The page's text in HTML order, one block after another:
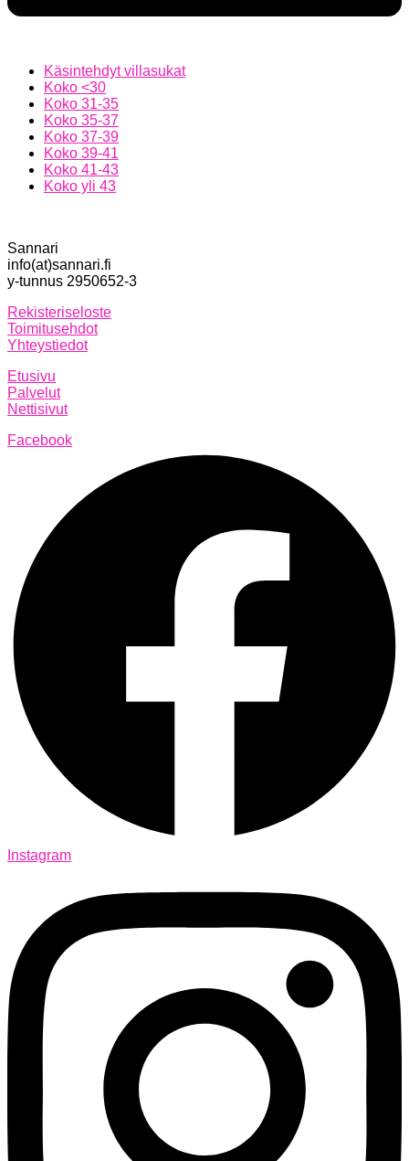
Käsintehdyt villasukat
Koko <30
Koko 31-35
Koko 35-37
Koko 37-39
Koko 39-41
Koko 41-43
Koko yli 43
Sannari
info(at)sannari.fi
y-tunnus 2950652-3
Rekisteriseloste
Toimitusehdot
Yhteystiedot
Etusivu
Palvelut
Nettisivut
Facebook
Instagram